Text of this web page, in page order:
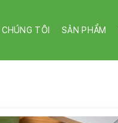
CHÚNG TÔI SẢN PHẨM